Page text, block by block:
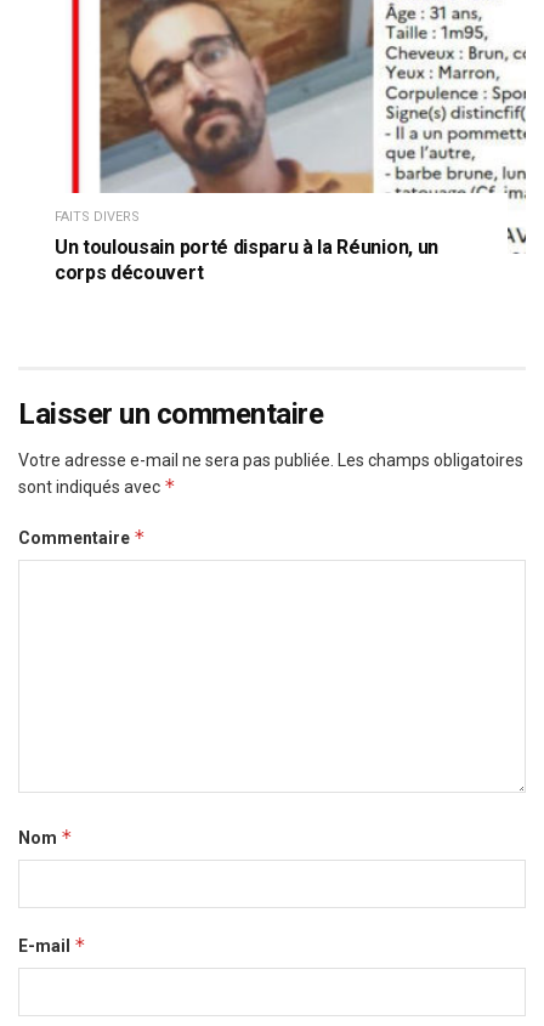
FAITS DIVERS
Un toulousain porté disparu à la Réunion, un
corps découvert
Laisser un commentaire
Votre adresse e-mail ne sera pas publiée.
Les champs obligatoires
sont indiqués avec *
Commentaire *
Nom *
E-mail *